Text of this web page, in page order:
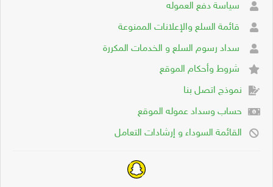
سياسة دفع العموله
قائمة السلع والإعلانات الممنوعة
سداد رسوم السلع و الخدمات المكررة
شروط وأحكام الموقع
نموذج اتصل بنا
حساب وسداد عموله الموقع
القائمة السوداء و إرشادات التعامل